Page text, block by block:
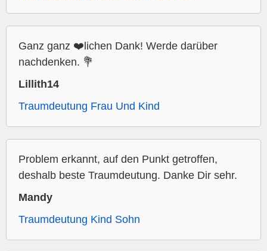
Ganz ganz ❤️lichen Dank! Werde darüber
nachdenken. 💐
Lillith14
Traumdeutung Frau Und Kind
Problem erkannt, auf den Punkt getroffen,
deshalb beste Traumdeutung. Danke Dir sehr.
Mandy
Traumdeutung Kind Sohn